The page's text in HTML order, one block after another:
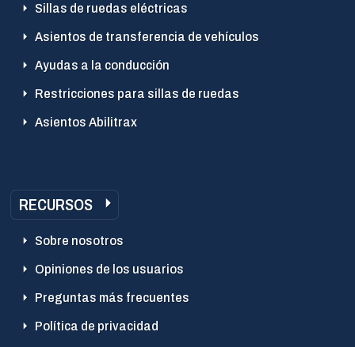
Sillas de ruedas eléctricas
Asientos de transferencia de vehículos
Ayudas a la conducción
Restricciones para sillas de ruedas
Asientos Abilitrax
RECURSOS
Sobre nosotros
Opiniones de los usuarios
Preguntas más frecuentes
Política de privacidad